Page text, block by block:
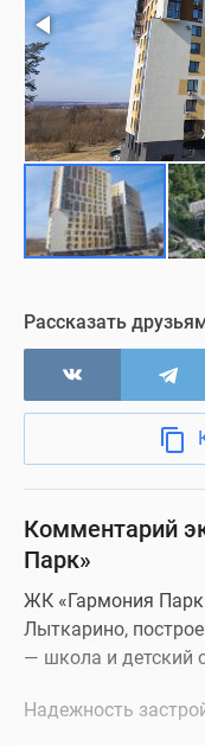
Съемки с
Рассказать
Комментарий
Парк»
ЖК «Гармония
Лыткарино,
— школа и детский
Надежность